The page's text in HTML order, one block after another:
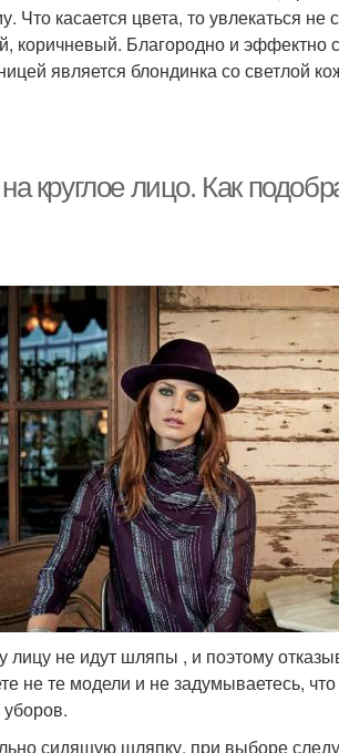
Что касается цвета, то увлекаться
коричневый. Благородно и эффектно
является блондинка со светлой
круглое лицо. Как
лицу не идут шляпы , и поэтому
не те модели и не задумываетесь,
сидящую шляпку, при выборе